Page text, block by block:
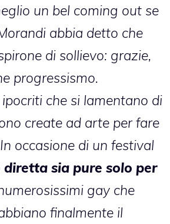
un bel coming out se
abbia detto che
di sollievo: grazie,
progressismo.
che si lamentano di
create ad arte per fare
occasione di un festival
sia pure solo per
gay che
finalmente il